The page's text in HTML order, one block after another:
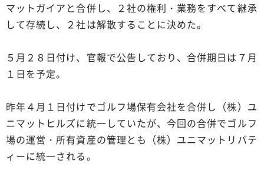
マットガイアと合併し、２社の権利・業務をすべて継承
して存続し、２社は解散することに決めた。
５月２８日付け、官報で公告しており、合併期日は７月
１日を予定。
昨年４月１日付けでゴルフ場保有会社を合併し（株）ユ
ニマットヒルズに統一していたが、今回の合併でゴルフ
場の運営・所有資産の管理とも（株）ユニマットリバテ
ィーに統一される。